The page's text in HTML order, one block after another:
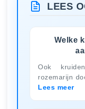
LEES
Welke
Ook
rozemarijn
Lees meer